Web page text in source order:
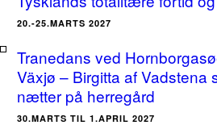
20.-25.MARTS 2027
Tranedans ved
Växjø – Birgitta af Vadstena
nætter på herregård
30.MARTS TIL 1.APRIL 2027